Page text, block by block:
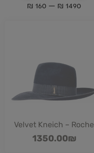
₪ 160 — ₪ 1490
Velvet Kneich – Roche
1350.00₪